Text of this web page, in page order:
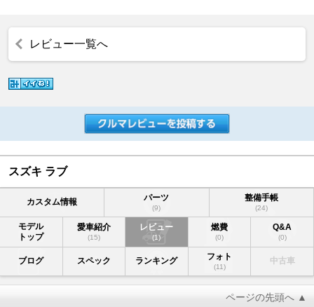
レビュー一覧へ
スズキ ラブ
カスタム情報 パーツ
(9)
整備手帳
(24)
モデル
トップ
愛車紹介
(15)
レビュー
(1)
燃費
(0)
Q&A
(0)
ブログ スペック ランキング フォト
(11)
中古車
ページの先頭へ ▲